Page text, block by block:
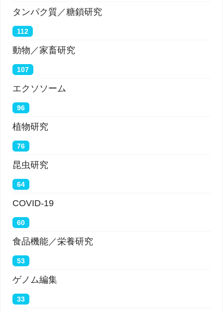
タンパク質／糖鎖研究
112
動物／家畜研究
107
エクソソーム
96
植物研究
76
昆虫研究
64
COVID-19
60
食品機能／栄養研究
53
ゲノム編集
33